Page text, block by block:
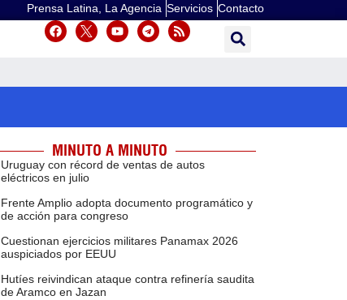
Prensa Latina, La Agencia Servicios Contacto
MINUTO A MINUTO
Uruguay con récord de ventas de autos
eléctricos en julio
Frente Amplio adopta documento programático y
de acción para congreso
Cuestionan ejercicios militares Panamax 2026
auspiciados por EEUU
Hutíes reivindican ataque contra refinería saudita
de Aramco en Jazan